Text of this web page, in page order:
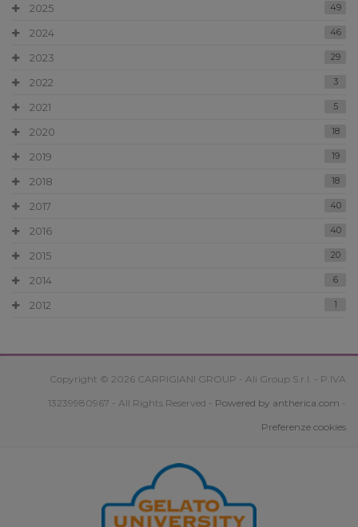
2025 49
2024 46
2023 29
2022 3
2021 5
2020 18
2019 19
2018 18
2017 40
2016 40
2015 20
2014 6
2012 1
Copyright © 2026 CARPIGIANI GROUP - Ali Group S.r.l. - P.IVA
13239980967 - All Rights Reserved - Powered by antherica.com -
Preferenze cookies